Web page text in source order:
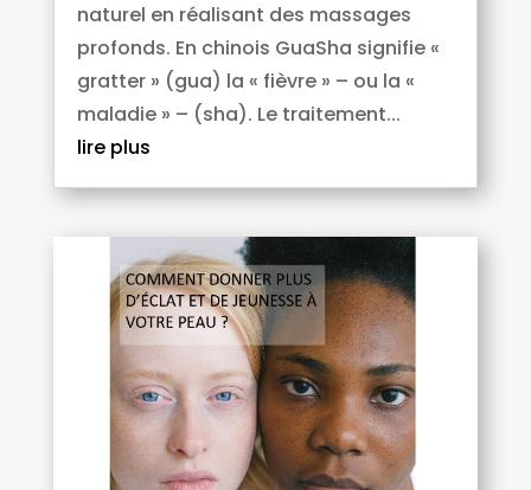
naturel en réalisant des massages
profonds. En chinois GuaSha signifie «
gratter » (gua) la « fièvre » – ou la «
maladie » – (sha). Le traitement...
lire plus